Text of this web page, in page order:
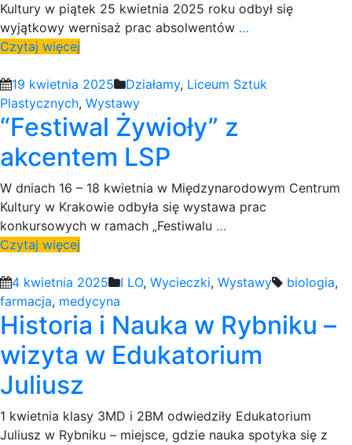
Kultury w piątek 25 kwietnia 2025 roku odbył się
wyjątkowy wernisaż prac absolwentów …
Czytaj więcej
19 kwietnia 2025 Działamy, Liceum Sztuk
Plastycznych, Wystawy
“Festiwal Żywioły” z
akcentem LSP
W dniach 16 – 18 kwietnia w Międzynarodowym Centrum
Kultury w Krakowie odbyła się wystawa prac
konkursowych w ramach „Festiwalu …
Czytaj więcej
4 kwietnia 2025 I LO, Wycieczki, Wystawy biologia,
farmacja, medycyna
Historia i Nauka w Rybniku –
wizyta w Edukatorium
Juliusz
1 kwietnia klasy 3MD i 2BM odwiedziły Edukatorium
Juliusz w Rybniku – miejsce, gdzie nauka spotyka się z